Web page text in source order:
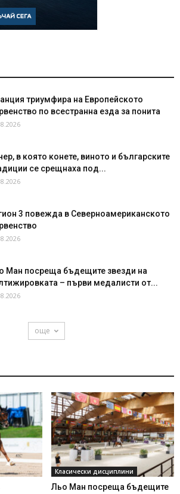
триумфира на Европейското
по всестранна езда за понита
в която конете, виното и българските
се срещнаха под...
3 повежда в Северноамериканското
Ман посреща бъдещите звезди на
– първи медалисти от...
още
Класически дисциплини
Льо Ман посреща бъдещите